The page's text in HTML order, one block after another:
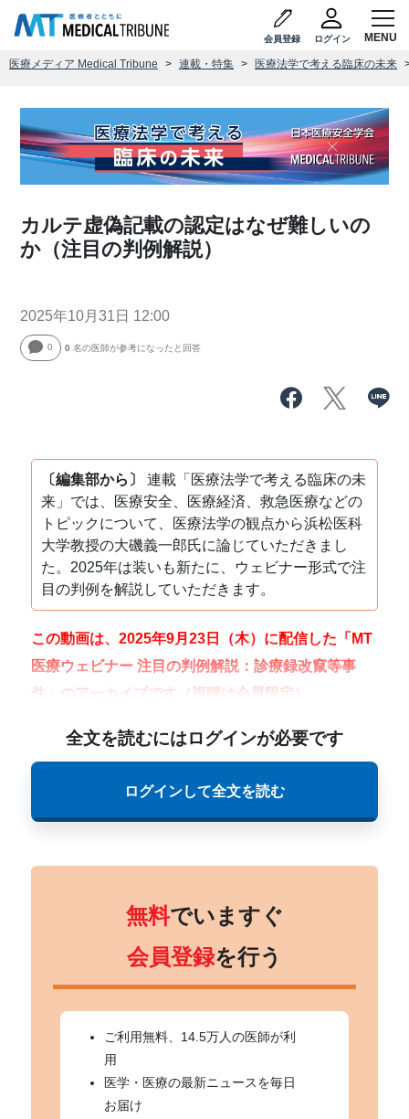
会員登録 ログイン
医療メディア Medical Tribune 連載・特集 医療法学で考える臨床の未来
カルテ虚偽記載の認定はなぜ難しいの
か（注目の判例解説）
2025年10月31日 12:00
0 0 名の医師が参考になったと回答
〔編集部から〕
連載「医療法学で考える臨床の未
来」では、医療安全、医療経済、救急医療などの
トピックについて、医療法学の観点から浜松医科
大学教授の大磯義一郎氏に論じていただきまし
た。2025年は装いも新たに、ウェビナー形式で注
目の判例を解説していただきます。
この動画は、2025年9月23日（木）に配信した「MT
医療ウェビナー 注目の判例解説：診療録改竄等事
件」のアーカイブです（視聴は会員限定）。
全文を読むにはログインが必要です
ログインして全文を読む
無料でいますぐ
会員登録を行う
ご利用無料、14.5万人の医師が利
用
医学・医療の最新ニュースを毎日
お届け